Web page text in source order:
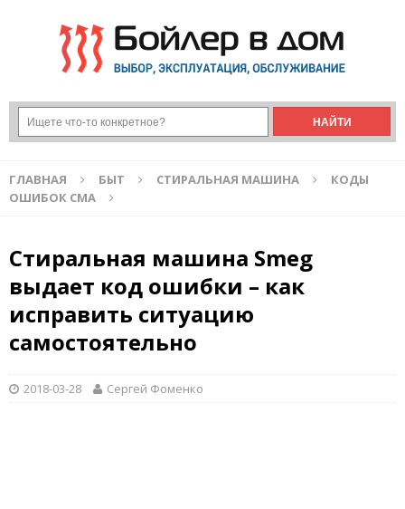
ГЛАВНАЯ БЫТ СТИРАЛЬНАЯ МАШИНА
КОДЫ
ОШИБОК СМА
Стиральная машина Smeg
выдает код ошибки – как
исправить ситуацию
самостоятельно
2018-03-28 Сергей Фоменко